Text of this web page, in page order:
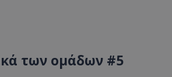
των ομάδων #5